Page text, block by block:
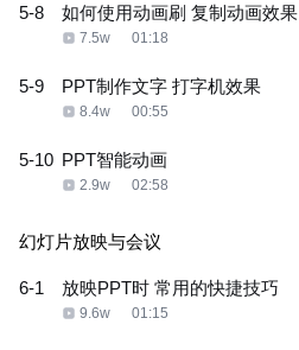
5-8 如何使用动画刷 复制动画效果
7.5w 01:18
5-9 PPT制作文字 打字机效果
8.4w 00:55
5-10 PPT智能动画
2.9w 02:58
幻灯片放映与会议
6-1 放映PPT时 常用的快捷技巧
9.6w 01:15